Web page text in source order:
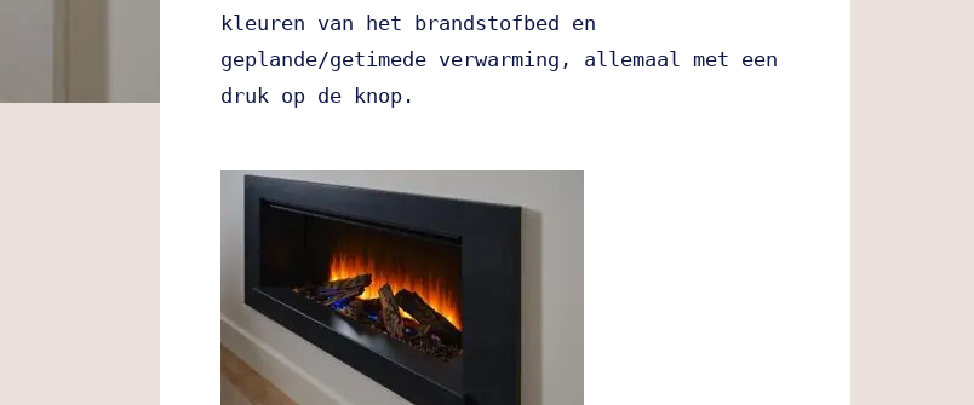
kleuren van het brandstofbed en
geplande/getimede verwarming, allemaal met een
druk op de knop.